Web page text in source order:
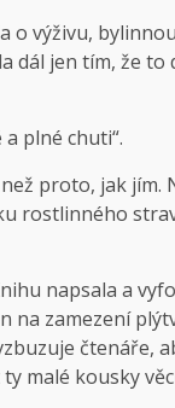
o výživu,
jen tím, že to
plné chuti“.
proto, jak
rostlinného
napsala a
na zamezení
čtenáře,
malé kousky